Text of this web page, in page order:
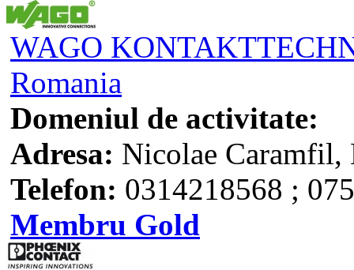
WAGO
Romania
Domeniul de activitate:
Adresa: Nicolae Caramfil,
Telefon: 0314218568 ;
Membru Gold